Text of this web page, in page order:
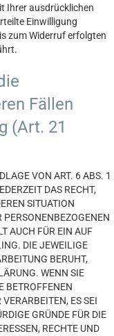
Ihrer ausdrücklichen
Einwilligung
zum Widerruf erfolgten
Fällen
(Art. 21
VON ART. 6 ABS. 1
DAS RECHT,
SITUATION
PERSONENBEZOGENEN
AUCH FÜR EIN AUF
DIE JEWEILIGE
BERUHT,
WENN SIE
BETROFFENEN
ES SEI
GRÜNDE FÜR DIE
RECHTE UND